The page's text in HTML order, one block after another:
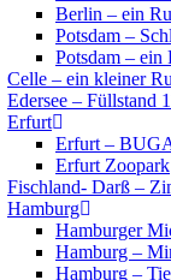
Berlin – ein
Potsdam –
Potsdam – ein
Celle – ein kleiner
Edersee – Füllstand
Erfurt
Erfurt –
Erfurt Zoopark
Fischland- Darß –
Hamburg
Hamburger
Hamburg –
Hamburg –